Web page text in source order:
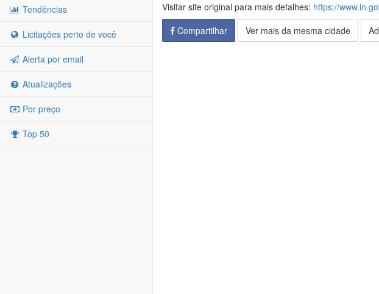
Tendências
Licitações perto de você
Alerta por email
Atualizações
Por preço
Top 50
Visitar site original para mais detalhes: https://
Compartilhar
Ver mais da mesma cidade